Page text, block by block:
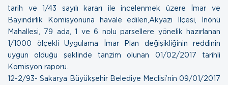
tarih ve 1/43 sayılı kararı ile incelenmek üzere İmar ve
Bayındırlık Komisyonuna havale edilen,Akyazı İlçesi, İnönü
Mahallesi, 79 ada, 1 ve 6 nolu parsellere yönelik hazırlanan
1/1000 ölçekli Uygulama İmar Plan değişikliğinin reddinin
uygun olduğu şeklinde tanzim olunan 01/02/2017 tarihli
Komisyon raporu.
12- 2/93- Sakarya Büyükşehir Belediye Meclisi’nin 09/01/2017